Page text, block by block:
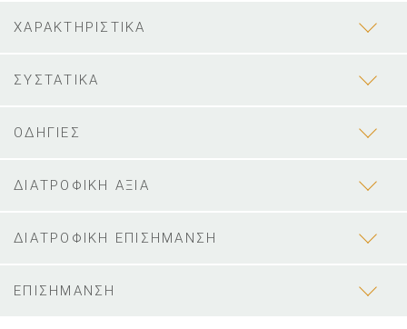
ΧΑΡΑΚΤΗΡΙΣΤΙΚΑ
ΣΥΣΤΑΤΙΚΑ
ΟΔΗΓΙΕΣ
ΔΙΑΤΡΟΦΙΚΗ ΑΞΙΑ
ΔΙΑΤΡΟΦΙΚΗ ΕΠΙΣΗΜΑΝΣΗ
ΕΠΙΣΗΜΑΝΣΗ